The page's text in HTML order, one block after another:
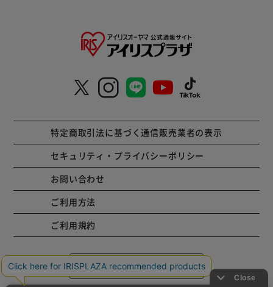
特定商取引法に基づく通信販売業者の表示
セキュリティ・プライバシーポリシー
お問い合わせ
ご利用方法
ご利用規約
コーポレートサイト